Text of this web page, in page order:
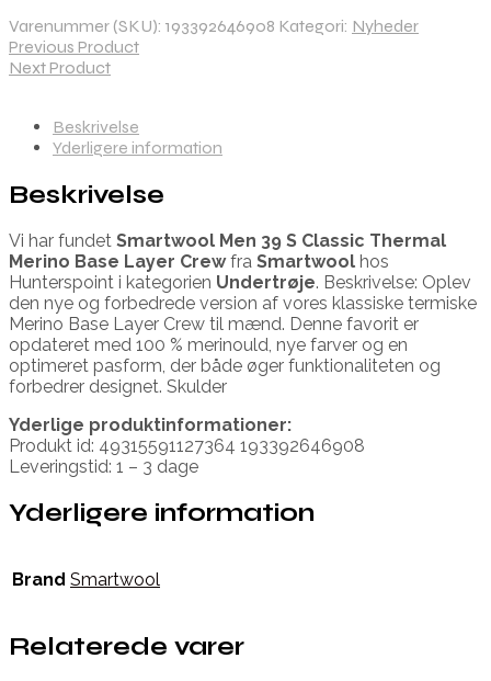
Varenummer (SKU): 193392646908 Kategori: Nyheder
Previous Product
Next Product
Beskrivelse
Yderligere information
Beskrivelse
Vi har fundet Smartwool Men 39 S Classic Thermal
Merino Base Layer Crewfra Smartwool hos
Hunterspoint i kategorien Undertrøje. Beskrivelse: Oplev
den nye og forbedrede version af vores klassiske termiske
Merino Base Layer Crew til mænd. Denne favorit er
opdateret med 100 % merinould, nye farver og en
optimeret pasform, der både øger funktionaliteten og
forbedrer designet. Skulder
Yderlige produktinformationer:
Produkt id: 49315591127364 193392646908
Leveringstid: 1 – 3 dage
Yderligere information
Brand Smartwool
Relaterede varer